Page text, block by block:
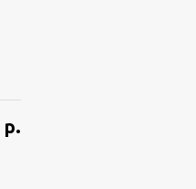
р.